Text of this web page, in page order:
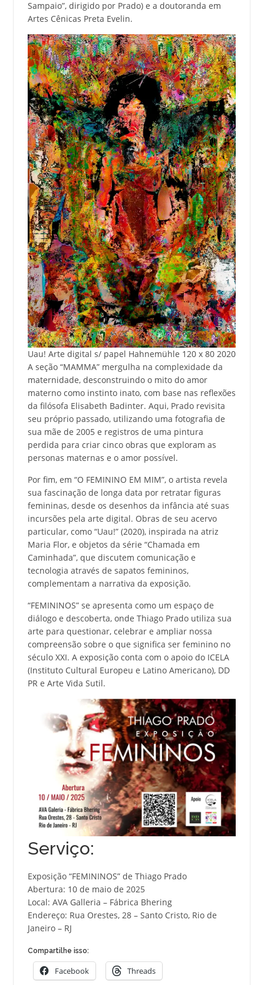
Sampaio”, dirigido por Prado) e a doutoranda em
Artes Cênicas Preta Evelin.
Uau! Arte digital s/ papel Hahnemühle 120 x 80 2020
A seção “MAMMA” mergulha na complexidade da
maternidade, desconstruindo o mito do amor
materno como instinto inato, com base nas reflexões
da filósofa Elisabeth Badinter. Aqui, Prado revisita
seu próprio passado, utilizando uma fotografia de
sua mãe de 2005 e registros de uma pintura
perdida para criar cinco obras que exploram as
personas maternas e o amor possível.
Por fim, em “O FEMININO EM MIM”, o artista revela
sua fascinação de longa data por retratar figuras
femininas, desde os desenhos da infância até suas
incursões pela arte digital. Obras de seu acervo
particular, como “Uau!” (2020), inspirada na atriz
Maria Flor, e objetos da série “Chamada em
Caminhada”, que discutem comunicação e
tecnologia através de sapatos femininos,
complementam a narrativa da exposição.
“FEMININOS” se apresenta como um espaço de
diálogo e descoberta, onde Thiago Prado utiliza sua
arte para questionar, celebrar e ampliar nossa
compreensão sobre o que significa ser feminino no
século XXI. A exposição conta com o apoio do ICELA
(Instituto Cultural Europeu e Latino Americano), DD
PR e Arte Vida Sutil.
Serviço:
Exposição “FEMININOS” de Thiago Prado
Abertura: 10 de maio de 2025
Local: AVA Galleria – Fábrica Bhering
Endereço: Rua Orestes, 28 – Santo Cristo, Rio de
Janeiro – RJ
Compartilhe isso:
Facebook Threads